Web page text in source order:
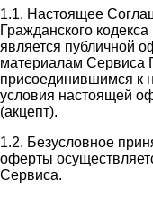
1.1. Настоящее
Гражданского
является публичной
материалам Сервиса
присоединившимся к
условия настоящей
(акцепт).
1.2. Безусловное
оферты
Сервиса.